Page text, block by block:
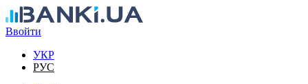
Перейти к основному содержанию
Ввойти
УКР
РУС